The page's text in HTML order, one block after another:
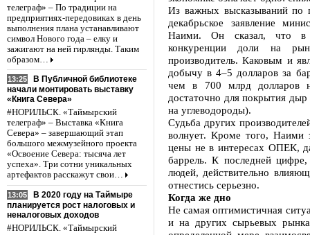
телеграф» – По традиции на
предприятиях-передовиках в день
выполнения плана устанавливают
символ Нового года – елку и
зажигают на ней гирлянды. Таким
образом…
13:25
В Публичной библиотеке
начали монтировать выставку
«Книга Севера»
#НОРИЛЬСК. «Таймырский
телеграф» – Выставка «Книга
Севера» – завершающий этап
большого межмузейного проекта
«Освоение Севера: тысяча лет
успеха». Три сотни уникальных
артефактов расскажут свои…
13:05
В 2020 году на Таймыре
планируется рост налоговых и
неналоговых доходов
#НОРИЛЬСК. «Таймырский
Из важных высказываний по
декабрьское заявление
Наими. Он сказал, что в
конкуренции доли на
производитель. Каковым и
добычу в 4–5 долларов за
чем в 700 млрд долларов
достаточно для покрытия
на углеводороды).
Судьба других
волнует. Кроме того, Наими
цены не в интересах ОПЕК,
баррель. К последней
людей, действительно
отнестись серьезно.
Когда же дно
Не самая оптимистичная
и на других сырьевых